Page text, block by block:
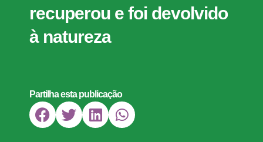
recuperou e foi devolvido
à natureza
Partilha esta publicação